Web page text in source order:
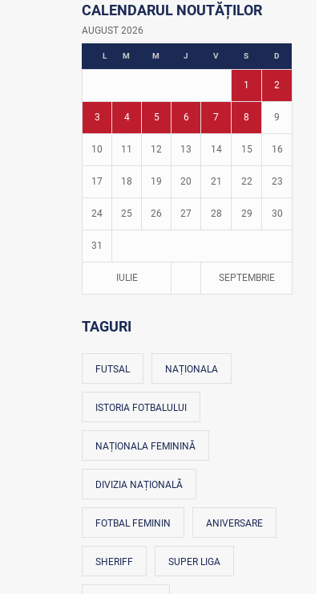
Istoria fotbalului
Turneul Viitorul
Fotbal în grădinițe
CALENDARUL NOUTĂȚILOR
AUGUST 2026
L M M J V S D
1 2
3 4 5 6 7 8 9
10 11 12 13 14 15 16
17 18 19 20 21 22 23
24 25 26 27 28 29 30
31
IULIE SEPTEMBRIE
TAGURI
FUTSAL NAȚIONALA
ISTORIA FOTBALULUI
NAȚIONALA FEMININĂ
DIVIZIA NAȚIONALĂ
FOTBAL FEMININ ANIVERSARE
SHERIFF SUPER LIGA